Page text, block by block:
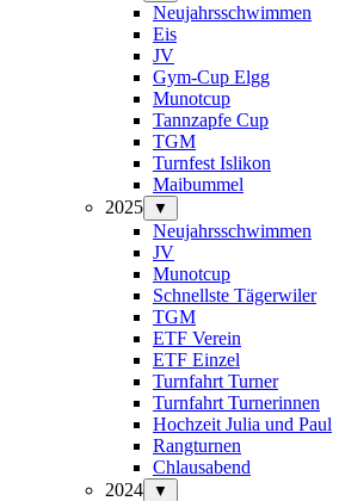
Neujahrsschwimmen
Eis
JV
Gym-Cup Elgg
Munotcup
Tannzapfe Cup
TGM
Turnfest Islikon
Maibummel
2025
▼
Neujahrsschwimmen
JV
Munotcup
Schnellste Tägerwiler
TGM
ETF Verein
ETF Einzel
Turnfahrt Turner
Turnfahrt Turnerinnen
Hochzeit Julia und Paul
Rangturnen
Chlausabend
2024
▼